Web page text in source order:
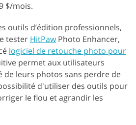
$/mois.
outils d’édition professionnels,
tester HitPawPhoto Enhancer,
logiciel de retouche photo pour
permet aux utilisateurs
de leurs photos sans perdre de
d'utiliser des outils pour
le flou et agrandir les